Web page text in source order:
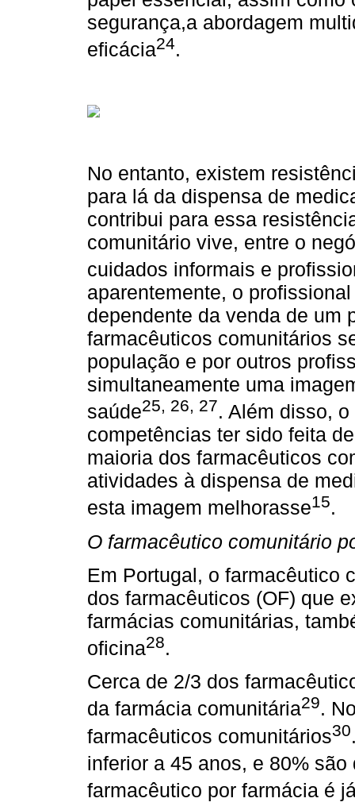
segurança,a abordagem
eficácia24.
No entanto, existem
para lá da dispensa de
contribui para essa
comunitário vive, entre o
cuidados informais e
aparentemente, o
dependente da venda de um
farmacêuticos comunitários
população e por outros
simultaneamente uma
saúde25, 26, 27. Além disso,
competências ter sido feita
maioria dos farmacêuticos
atividades à dispensa de
esta imagem melhorasse15.
O farmacêutico comunitário
Em Portugal, o farmacêutico
dos farmacêuticos (OF) que
farmácias comunitárias,
oficina28.
Cerca de 2/3 dos
da farmácia comunitária29.
farmacêuticos comunitários30
inferior a 45 anos, e 80%
farmacêutico por farmácia é